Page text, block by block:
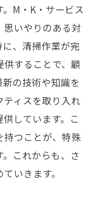
M・K・サービス
思いやりのある対
、清掃作業が完
することで、顧
の技術や知識を
ティスを取り入れ
しています。こ
持つことが、特殊
これからも、さ
いきます。